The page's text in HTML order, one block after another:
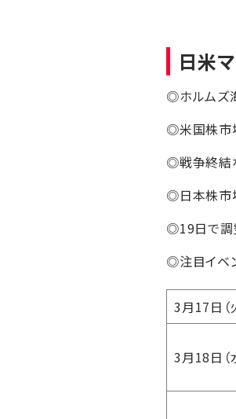
日米
◎ホルムズ
◎米国株市
◎戦争終結
◎日本株市
◎19日で調
◎注目イベ
3月17日（
3月18日（